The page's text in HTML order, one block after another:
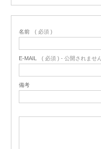
名前 ( 必須 )
E-MAIL ( 必須 ) - 公開されませ
備考